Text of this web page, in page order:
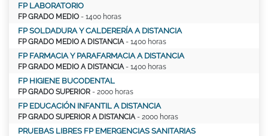
FP LABORATORIO
FP GRADO MEDIO - 1400 horas
FP SOLDADURA Y CALDERERÍA A DISTANCIA
FP GRADO MEDIO A DISTANCIA - 1400 horas
FP FARMACIA Y PARAFARMACIA A DISTANCIA
FP GRADO MEDIO A DISTANCIA - 1400 horas
FP HIGIENE BUCODENTAL
FP GRADO SUPERIOR - 2000 horas
FP EDUCACIÓN INFANTIL A DISTANCIA
FP GRADO SUPERIOR A DISTANCIA - 2000 horas
PRUEBAS LIBRES FP EMERGENCIAS SANITARIAS